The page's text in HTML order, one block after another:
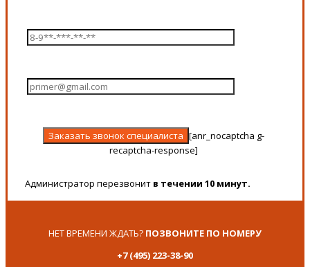
[anr_nocaptcha g-
recaptcha-response]
Администратор перезвонит в течении 10 минут.
НЕТ ВРЕМЕНИ ЖДАТЬ? ПОЗВОНИТЕ ПО НОМЕРУ
+7 (495) 223-38-90